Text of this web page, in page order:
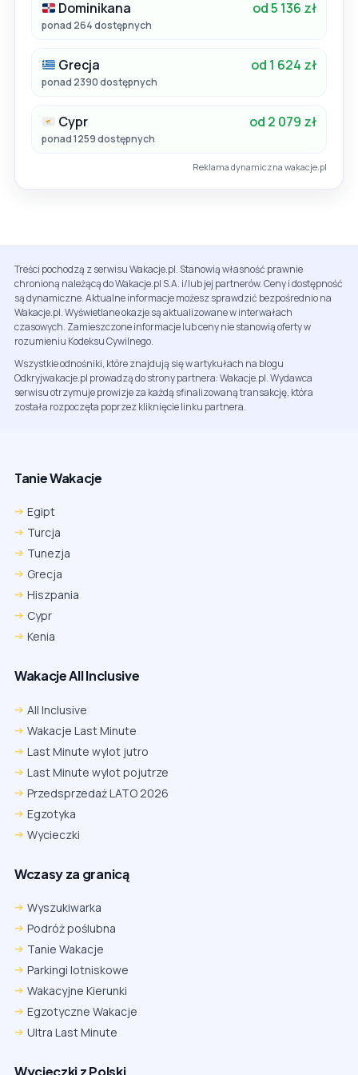
Dominikana od 5 136 zł
ponad 264 dostępnych
Grecja od 1 624 zł
ponad 2390 dostępnych
Cypr od 2 079 zł
ponad 1259 dostępnych
Reklama dynamiczna wakacje.pl
Treści pochodzą z serwisu Wakacje.pl. Stanowią własność prawnie
chronioną należącą do Wakacje.pl S.A. i/lub jej partnerów. Ceny i dostępność
są dynamiczne. Aktualne informacje możesz sprawdzić bezpośrednio na
Wakacje.pl. Wyświetlane okazje są aktualizowane w interwałach
czasowych. Zamieszczone informacje lub ceny nie stanowią oferty w
rozumieniu Kodeksu Cywilnego.
Wszystkie odnośniki, które znajdują się w artykułach na blogu
Odkryjwakacje.pl prowadzą do strony partnera: Wakacje.pl. Wydawca
serwisu otrzymuje prowizje za każdą sfinalizowaną transakcję, która
została rozpoczęta poprzez kliknięcie linku partnera.
Tanie Wakacje
Egipt
Turcja
Tunezja
Grecja
Hiszpania
Cypr
Kenia
Wakacje All Inclusive
All Inclusive
Wakacje Last Minute
Last Minute wylot jutro
Last Minute wylot pojutrze
Przedsprzedaż LATO 2026
Egzotyka
Wycieczki
Wczasy za granicą
Wyszukiwarka
Podróż poślubna
Tanie Wakacje
Parkingi lotniskowe
Wakacyjne Kierunki
Egzotyczne Wakacje
Ultra Last Minute
Wycieczki z Polski